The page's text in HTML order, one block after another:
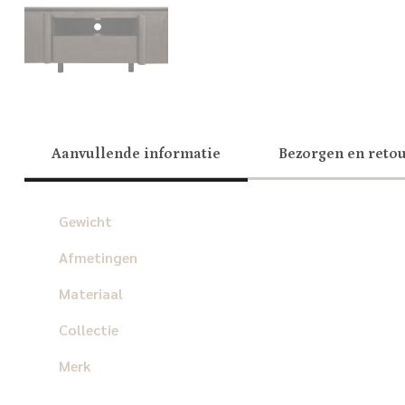
Aanvullende informatie Bezorgen en
Gewicht
Afmetingen
Materiaal
Collectie
Merk